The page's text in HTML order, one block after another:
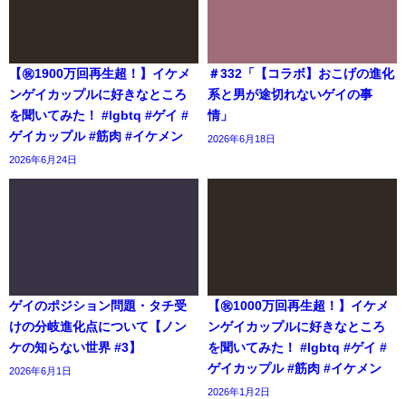
【㊗️1900万回再生超！】イケメ
ンゲイカップルに好きなところ
を聞いてみた！ #lgbtq #ゲイ #
ゲイカップル #筋肉 #イケメン
2026年6月24日
＃332「【コラボ】おこげの進化
系と男が途切れないゲイの事
情」
2026年6月18日
ゲイのポジション問題・タチ受
けの分岐進化点について【ノン
ケの知らない世界 #3】
2026年6月1日
【㊗️1000万回再生超！】イケメ
ンゲイカップルに好きなところ
を聞いてみた！ #lgbtq #ゲイ #
ゲイカップル #筋肉 #イケメン
2026年1月2日